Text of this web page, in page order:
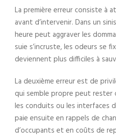
La première erreur consiste à
avant d’intervenir. Dans un
heure peut aggraver les
suie s’incruste, les odeurs se
deviennent plus difficiles à
La deuxième erreur est de
qui semble propre peut rester
les conduits ou les interfaces
paie ensuite en rappels de
d’occupants et en coûts de